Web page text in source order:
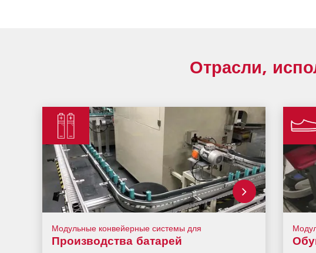
Отрасли,
Модульные конвейерные системы для
Производства батарей